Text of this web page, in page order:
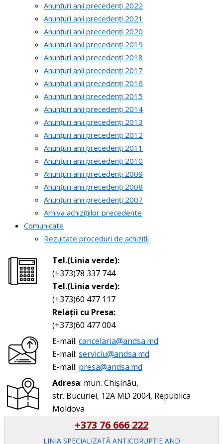
Anunțuri anii precedenți 2022
Anunțuri anii precedenți 2021
Anunțuri anii precedenți 2020
Anunțuri anii precedenți 2019
Anunțuri anii precedenți 2018
Anunțuri anii precedenți 2017
Anunțuri anii precedenți 2016
Anunțuri anii precedenți 2015
Anunțuri anii precedenți 2014
Anunțuri anii precedenți 2013
Anunțuri anii precedenți 2012
Anunțuri anii precedenți 2011
Anunțuri anii precedenți 2010
Anunțuri anii precedenți 2009
Anunțuri anii precedenți 2008
Anunțuri anii precedenți 2007
Arhiva achizițiilor precedente
Comunicate
Rezultate proceduri de achiziții
Tel.(Linia verde):
(+373)78 337 744
Tel.(Linia verde):
(+373)60 477 117
Relații cu Presa:
(+373)60 477 004
E-mail: cancelaria@andsa.md
E-mail: serviciu@andsa.md
E-mail: presa@andsa.md
Adresa: mun. Chișinău,
str. Bucuriei, 12A MD 2004, Republica
Moldova
+373 76 666 222
LINIA SPECIALIZATĂ ANTICORUPŢIE AND